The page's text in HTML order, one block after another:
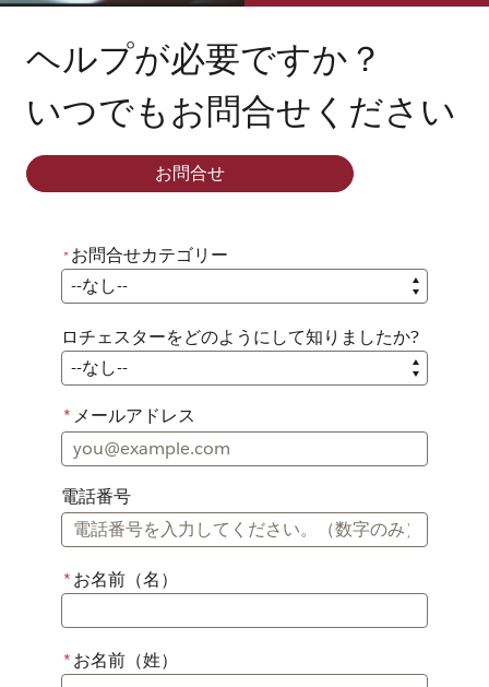
ヘルプが必要ですか？
いつでもお問合せください
お問合せ
*お問合せカテゴリー
* お問合せカテゴリー
ロチェスターをどのようにして知りましたか?
ロチェスターをどのようにして知りましたか?
* メールアドレス
電話番号
*お名前（名）
*お名前（姓）